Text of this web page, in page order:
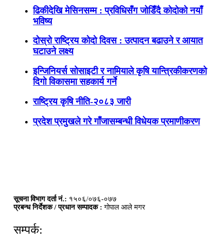
ढिकीदेखि मेसिनसम्म : प्रविधिसँग जोडिँदै कोदोको नयाँ
भविष्य
दोस्रो राष्ट्रिय कोदो दिवस : उत्पादन बढाउने र आयात
घटाउने लक्ष्य
इन्जिनियर्स सोसाइटी र नामियाले कृषि यान्त्रिकीकरणको
दिगो विकासमा सहकार्य गर्ने
राष्ट्रिय कृषि नीति-२०८३ जारी
प्रदेश प्रमुखले गरे गाँजासम्बन्धी विधेयक प्रमाणीकरण
सूचना विभाग दर्ता नं.: १५०६/०७६-०७७
प्रबन्ध निर्देशक / प्रधान सम्पादक : गोपाल आले मगर
सम्पर्क: